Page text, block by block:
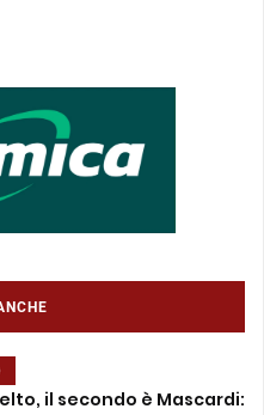
il secondo è Mascardi: